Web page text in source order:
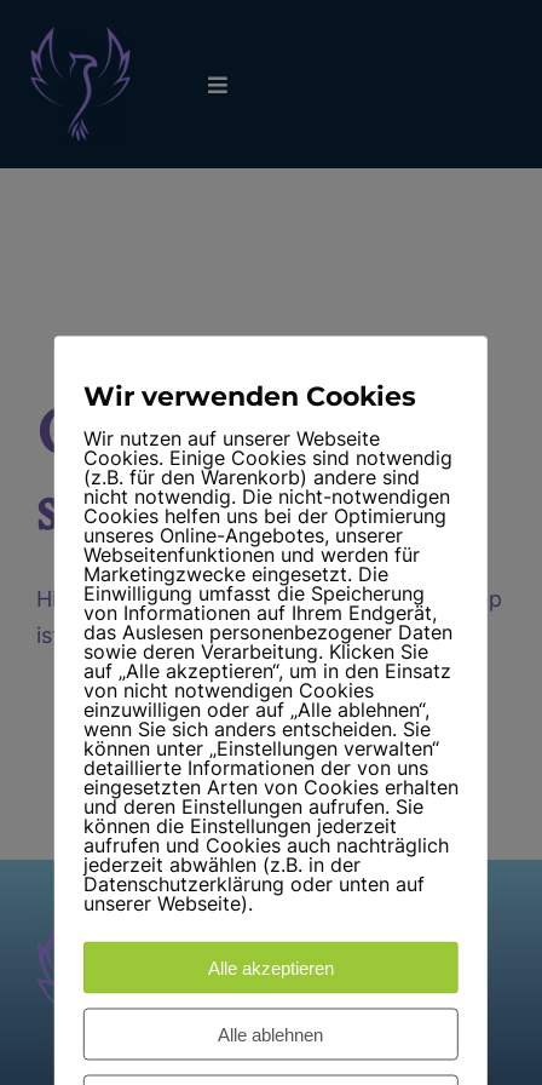
content
Toggle
Blog – Übersicht
Großes kündigt
sich an
Hier bahnt sich etwas Großes an! Unser Shop
ist in Arbeit und wird bald veröffentlicht!
Wir verwenden Cookies
Wir nutzen auf unserer Webseite
Cookies. Einige Cookies sind notwendig
(z.B. für den Warenkorb) andere sind
nicht notwendig. Die nicht-notwendigen
Cookies helfen uns bei der Optimierung
unseres Online-Angebotes, unserer
Webseitenfunktionen und werden für
Marketingzwecke eingesetzt. Die
Einwilligung umfasst die Speicherung
von Informationen auf Ihrem Endgerät,
das Auslesen personenbezogener Daten
sowie deren Verarbeitung. Klicken Sie
auf „Alle akzeptieren“, um in den Einsatz
von nicht notwendigen Cookies
einzuwilligen oder auf „Alle ablehnen“,
wenn Sie sich anders entscheiden. Sie
können unter „Einstellungen verwalten“
detaillierte Informationen der von uns
eingesetzten Arten von Cookies erhalten
und deren Einstellungen aufrufen. Sie
können die Einstellungen jederzeit
aufrufen und Cookies auch nachträglich
jederzeit abwählen (z.B. in der
Datenschutzerklärung oder unten auf
unserer Webseite).
Alle akzeptieren
Alle ablehnen